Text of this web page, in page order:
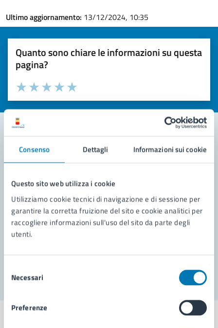
Consenso Dettagli Informazioni sui cookie
Questo sito web utilizza i cookie
Utilizziamo cookie tecnici di navigazione e di sessione per
garantire la corretta fruizione del sito e cookie analitici per
raccogliere informazioni sull'uso del sito da parte degli
utenti.
delNecessari
Preferenze
Ultimo aggiornamento: 13/12/2024, 10:35
Quanto sono chiare le informazioni su questa
pagina?
Valuta la chiarezza delle informazioni (da 1 a 5 stelle)
Seleziona il numero di stelle per valutare la chiarezza delle
Valuta 5 stelle su 5
Valuta 4 stelle su 5
Valuta 3 stelle su 5
Valuta 2 stelle su 5
Valuta 1 stelle su 5
Contatta il comune
Richiedi assistenza
Prenota appuntamento
Problemi in città